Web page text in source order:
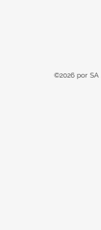
©2026 por SA